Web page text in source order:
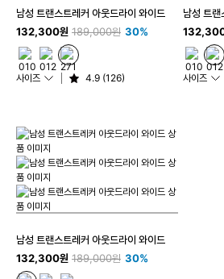
남성 트랜스트레커 아웃드라이 와이드
132,300원 189,000원 30%
사이즈 4.9 (126)
남성 트랜
사이즈
남성 트랜스트레커 아웃드라이 와이드
132,300원 189,000원 30%